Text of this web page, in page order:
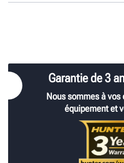
Garantie de 3
Nous sommes à vos
équipement et